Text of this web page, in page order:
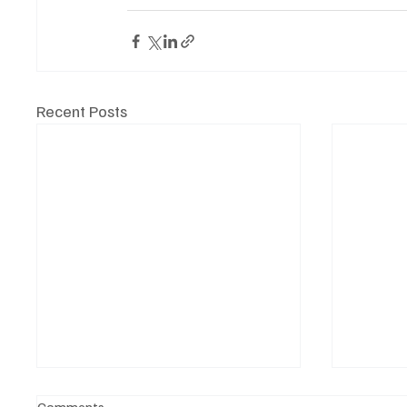
Recent Posts
Монгол Улсын тэргүүлэх